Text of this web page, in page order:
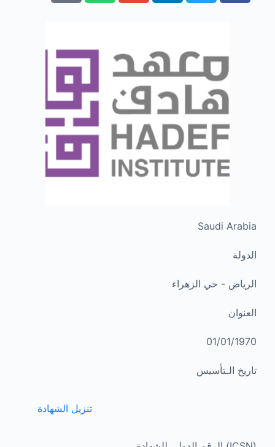
Saudi Arabia
الدولة
الرياض - حي الزهراء
العنوان
01/01/1970
تاريخ الـتأسيس
تنزيل الشهادة